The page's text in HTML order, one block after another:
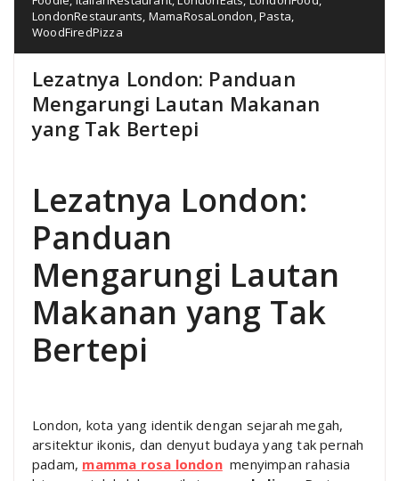
LondonRestaurants MamaRosaLondon ,Pasta
WoodFiredPizza
Lezatnya London: Panduan
Mengarungi Lautan Makanan
yang Tak Bertepi
Lezatnya London:
Panduan
Mengarungi Lautan
Makanan yang Tak
Bertepi
London, kota yang identik dengan sejarah megah,
arsitektur ikonis, dan denyut budaya yang tak pernah
padam, mamma rosa londonmenyimpan rahasia